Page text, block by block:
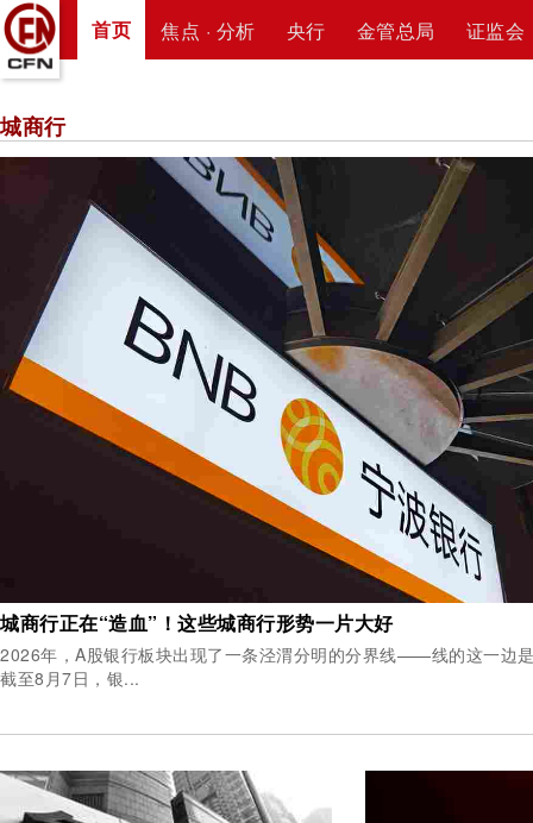
首页 焦点 · 分析 央行 金管总局 证监会
城商行
城商行正在“造血”！这些城商行形势一片大好
2026年，A股银行板块出现了一条泾渭分明的分界线——线的这一边
截至8月7日，银...